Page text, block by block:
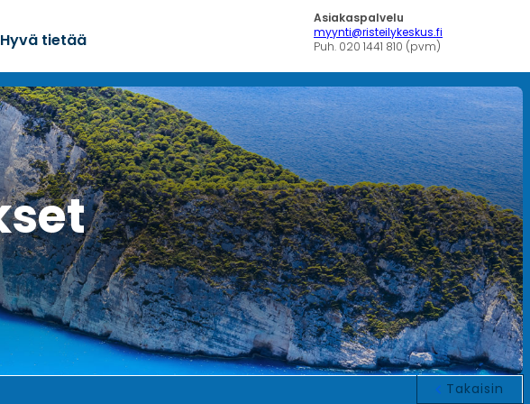
Hyvä tietää
Asiakaspalvelu
myynti@risteilykeskus.fi
Puh. 020 1441 810 (pvm)
Takaisin